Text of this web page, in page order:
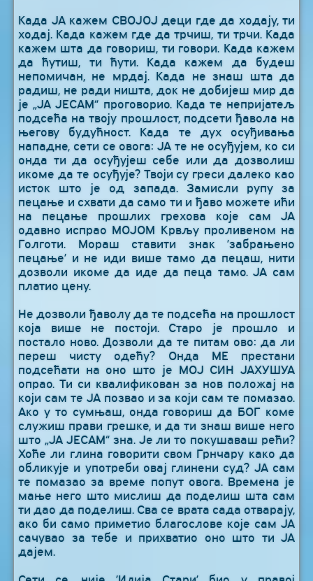
Када ЈА кажем СВОЈОЈ деци где да ходају, ти
ходај. Када кажем где да трчиш, ти трчи. Када
кажем шта да говориш, ти говори. Када кажем
да ћутиш, ти ћути. Када кажем да будеш
непомичан, не мрдај. Када не знаш шта да
радиш, не ради ништа, док не добијеш мир да
је „ЈА ЈЕСАМ“ проговорио. Када те непријатељ
подсећа на твоју прошлост, подсети ђавола на
његову будућност. Када те дух осуђивања
нападне, сети се овога: ЈА те не осуђујем, ко си
онда ти да осуђујеш себе или да дозволиш
икоме да те осуђује? Твоји су греси далеко као
исток што је од запада. Замисли рупу за
пецање и схвати да само ти и ђаво можете ићи
на пецање прошлих грехова које сам ЈА
одавно испрао МОЈОМ Крвљу проливеном на
Голготи. Мораш ставити знак ’забрањено
пецање’ и не иди више тамо да пецаш, нити
дозволи икоме да иде да пеца тамо. ЈА сам
платио цену.
Не дозволи ђаволу да те подсећа на прошлост
која више не постоји. Старо је прошло и
постало ново. Дозволи да те питам ово: да ли
переш чисту одећу? Онда МЕ престани
подсећати на оно што је МОЈ СИН ЈАХУШУА
опрао. Ти си квалификован за нов положај на
који сам те ЈА позвао и за који сам те помазао.
Ако у то сумњаш, онда говориш да БОГ коме
служиш прави грешке, и да ти знаш више него
што „ЈА ЈЕСАМ“ зна. Је ли то покушаваш рећи?
Хоће ли глина говорити свом Грнчару како да
обликује и употреби овај глинени суд? ЈА сам
те помазао за време попут овога. Времена је
мање него што мислиш да поделиш шта сам
ти дао да поделиш. Сва се врата сада отварају,
ако би само приметио благослове које сам ЈА
сачувао за тебе и прихватио оно што ти ЈА
дајем.